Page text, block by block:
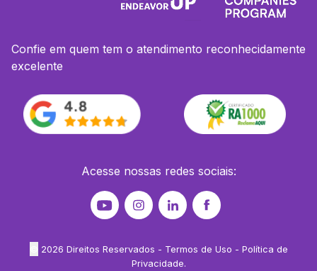
Confie em quem tem o atendimento reconhecidamente
excelente
Acesse nossas redes sociais:
2026 Direitos Reservados - Termos de Uso - Política de
Privacidade.